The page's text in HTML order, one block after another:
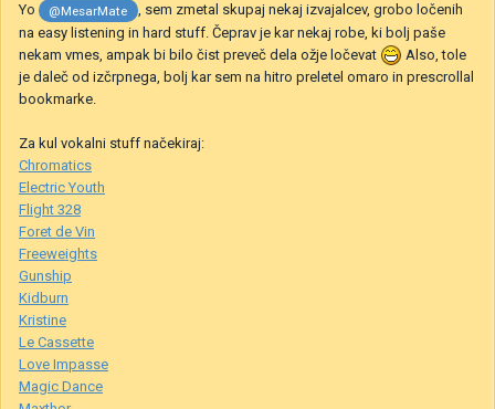
Yo @MesarMate
, sem zmetal skupaj nekaj izvajalcev, grobo ločenih
na easy listening in hard stuff. Čeprav je kar nekaj robe, ki bolj paše
nekam vmes, ampak bi bilo čist preveč dela ožje ločevat
Also, tole
je daleč od izčrpnega, bolj kar sem na hitro preletel omaro in prescrollal
bookmarke.
Za kul vokalni stuff načekiraj:
Chromatics
Electric Youth
Flight 328
Foret de Vin
Freeweights
Gunship
Kidburn
Kristine
Le Cassette
Love Impasse
Magic Dance